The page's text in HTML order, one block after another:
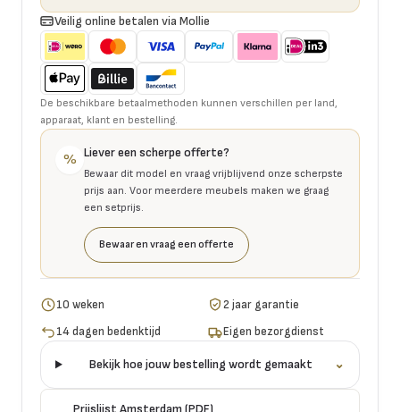
Veilig online betalen via Mollie
De beschikbare betaalmethoden kunnen verschillen per land,
apparaat, klant en bestelling.
% Liever een scherpe offerte?
Bewaar dit model en vraag vrijblijvend onze scherpste
prijs aan. Voor meerdere meubels maken we graag
een setprijs.
Bewaar en vraag een offerte
10 weken
2 jaar garantie
14 dagen bedenktijd
Eigen bezorgdienst
Bekijk hoe jouw bestelling wordt gemaakt ⌄
Prijslijst Amsterdam(PDF)